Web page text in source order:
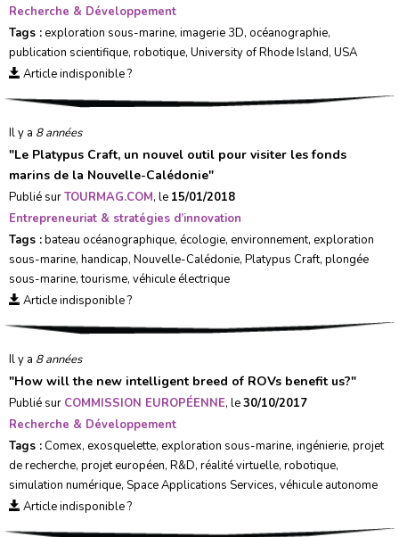
Recherche & Développement
Tags :exploration sous-marine, imagerie 3D, océanographie,
publication scientifique, robotique, University of Rhode Island, USA
Article indisponible ?
Il y a 8 années
"Le Platypus Craft, un nouvel outil pour visiter les fonds
marins de la Nouvelle-Calédonie"
Publié surTOURMAG.COM, le 15/01/2018
Entrepreneuriat & stratégies d’innovation
Tags :bateau océanographique, écologie, environnement, exploration
sous-marine, handicap, Nouvelle-Calédonie, Platypus Craft, plongée
sous-marine,tourisme, véhicule électrique
Article indisponible ?
Il y a 8 années
"How will the new intelligent breed of ROVs benefit us?"
Publié sur COMMISSION EUROPÉENNE, le30/10/2017
Recherche & Développement
Tags :Comex, exosquelette, exploration sous-marine, ingénierie, projet
de recherche, projet européen, R&D, réalité virtuelle, robotique,
simulation numérique, Space Applications Services, véhicule autonome
Article indisponible ?